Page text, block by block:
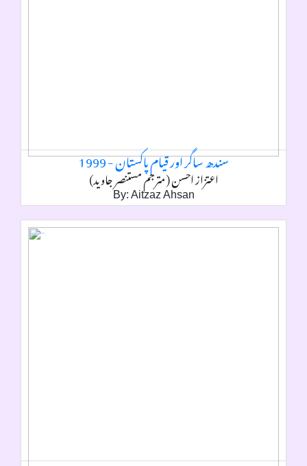
سندھ ساگر اور قیام پاکستان - 1999
اعتزاز احسن (مترجم مستنصر جاوید)
By: Aitzaz Ahsan